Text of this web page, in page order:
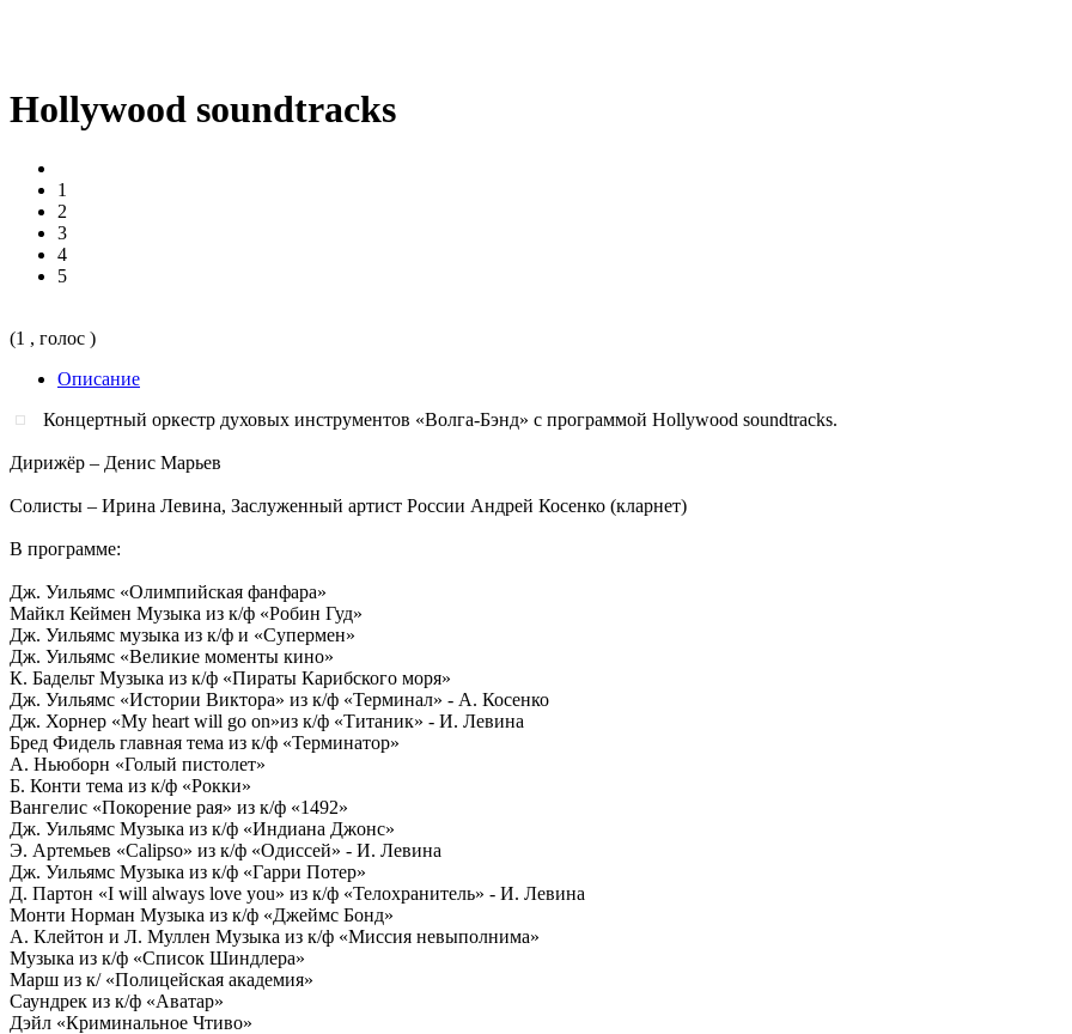
Hollywood soundtracks
1
2
3
4
5
(1 , голос )
Описание
Концертный оркестр духовых инструментов «Волга-Бэнд» с программой Hollywood soundtracks.
Дирижёр – Денис Марьев
Солисты – Ирина Левина, Заслуженный артист России Андрей Косенко (кларнет)
В программе:
Дж. Уильямс «Олимпийская фанфара»
Майкл Кеймен Музыка из к/ф «Робин Гуд»
Дж. Уильямс музыка из к/ф и «Супермен»
Дж. Уильямс «Великие моменты кино»
К. Бадельт Музыка из к/ф «Пираты Карибского моря»
Дж. Уильямс «Истории Виктора» из к/ф «Терминал» - А. Косенко
Дж. Хорнер «My heart will go on»из к/ф «Титаник» - И. Левина
Бред Фидель главная тема из к/ф «Терминатор»
А. Ньюборн «Голый пистолет»
Б. Конти тема из к/ф «Рокки»
Вангелис «Покорение рая» из к/ф «1492»
Дж. Уильямс Музыка из к/ф «Индиана Джонс»
Э. Артемьев «Calipso» из к/ф «Одиссей» - И. Левина
Дж. Уильямс Музыка из к/ф «Гарри Потер»
Д. Партон «I will always love you» из к/ф «Телохранитель» - И. Левина
Монти Норман Музыка из к/ф «Джеймс Бонд»
А. Клейтон и Л. Муллен Музыка из к/ф «Миссия невыполнима»
Музыка из к/ф «Список Шиндлера»
Марш из к/ «Полицейская академия»
Саундрек из к/ф «Аватар»
Дэйл «Криминальное Чтиво»